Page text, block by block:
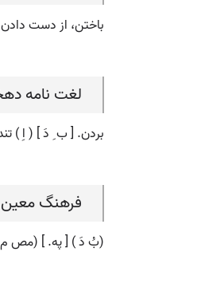
باختن، از دست دادن
لغت نامه
بردن. [ ب ِ دَ ] ( اِ )
فرهنگ معین
(بُ دَ ) [ په. ] (مص م. ) ۱ - پیروز شدن. ۲ - تحمل